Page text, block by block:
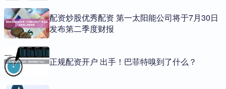
配资炒股优秀配资 第一太阳能公司将于7月30日
发布第二季度财报
正规配资开户 出手！巴菲特嗅到了什么？